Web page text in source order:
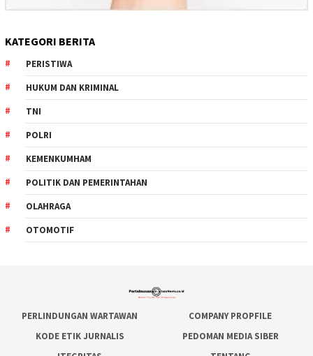
KATEGORI BERITA
PERISTIWA
HUKUM DAN KRIMINAL
TNI
POLRI
KEMENKUMHAM
POLITIK DAN PEMERINTAHAN
OLAHRAGA
OTOMOTIF
PERLINDUNGAN WARTAWAN
COMPANY PROPFILE
KODE ETIK JURNALIS
PEDOMAN MEDIA SIBER